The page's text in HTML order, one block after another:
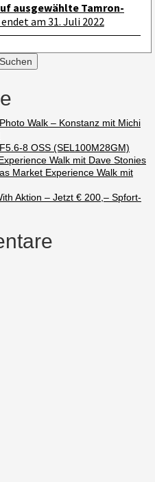
ausgewählte Tamron-
am 31. Juli 2022
Walk – Konstanz mit Michi
8 OSS (SEL100M28GM)
Walk mit Dave Stonies
Market Experience Walk mit
Aktion – Jetzt € 200,– Spfort-